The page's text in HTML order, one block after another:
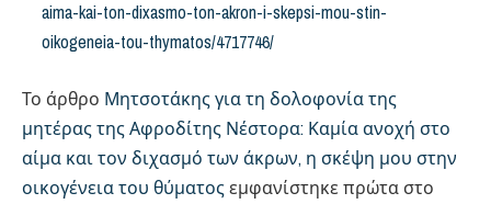
aima-kai-ton-dixasmo-ton-akron-i-skepsi-mou-stin-
oikogeneia-tou-thymatos/4717746/
Το άρθρο Μητσοτάκης για τη δολοφονία της
μητέρας της Αφροδίτης Νέστορα: Καμία ανοχή στο
αίμα και τον διχασμό των άκρων, η σκέψη μου στην
οικογένεια του θύματοςεμφανίστηκε πρώτα στο